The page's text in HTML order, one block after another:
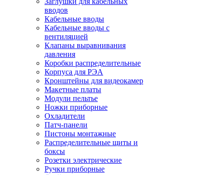
вводов
Кабельные вводы
Кабельные вводы с
вентиляцией
Клапаны выравнивания
давления
Коробки распределительные
Корпуса для РЭА
Кронштейны для видеокамер
Макетные платы
Модули пельтье
Ножки приборные
Охладители
Патч-панели
Пистоны монтажные
Распределительные щиты и
боксы
Розетки электрические
Ручки приборные